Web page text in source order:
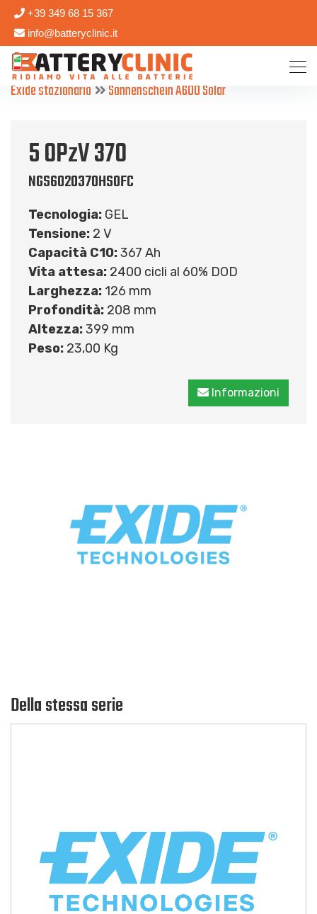
+39 349 68 15 367
info@batteryclinic.it
Exide stazionario Sonnenschein A600 Solar
5 OPzV 370
NGS6020370HS0FC
Tecnologia: GEL
Tensione: 2 V
Capacità C10:367 Ah
Vita attesa: 2400 cicli al 60% DOD
Larghezza: 126 mm
Profondità: 208 mm
Altezza:399 mm
Peso: 23,00 Kg
Informazioni
Della stessa serie